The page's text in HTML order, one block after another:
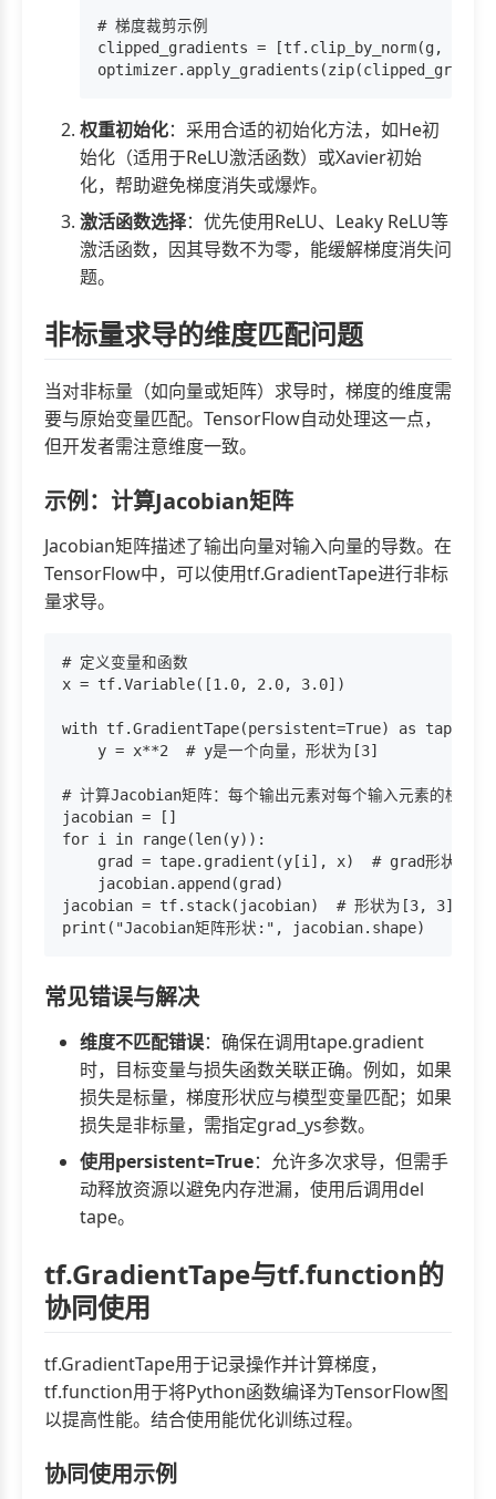
# 梯度裁剪示例
clipped_gradients = [tf.clip_by_norm(g,
权重初始化：采用合适的初始化方法，如He初
始化（适用于ReLU激活函数）或Xavier初始
化，帮助避免梯度消失或爆炸。
激活函数选择：优先使用ReLU、Leaky ReLU等
激活函数，因其导数不为零，能缓解梯度消失问
题。
非标量求导的维度匹配问题
当对非标量（如向量或矩阵）求导时，梯度的维度需
要与原始变量匹配。TensorFlow自动处理这一点，
但开发者需注意维度一致。
示例：计算Jacobian矩阵
Jacobian矩阵描述了输出向量对输入向量的导数。在
TensorFlow中，可以使用tf.GradientTape进行非标
量求导。
# 定义变量和函数
x = tf.Variable([1.0, 2.0, 3.0])
with tf.GradientTape(persistent=True) as tape:
    y = x**2  # y是一个向量，形状为[3]
# 计算Jacobian矩阵：每个输出元素对每个输入元素的梯度
jacobian = []
for i in range(len(y)):
grad = tape.gradient(y[i], x)  # grad形状与x
    jacobian.append(grad)
jacobian = tf.stack(jacobian)  # 形状为[3, 3]
常见错误与解决
维度不匹配错误：确保在调用tape.gradient
时，目标变量与损失函数关联正确。例如，如果
损失是标量，梯度形状应与模型变量匹配；如果
损失是非标量，需指定grad_ys参数。
使用persistent=True：允许多次求导，但需手
动释放资源以避免内存泄漏，使用后调用del
tape。
tf.GradientTape与tf.function的
协同使用
tf.GradientTape用于记录操作并计算梯度，
tf.function用于将Python函数编译为TensorFlow图
以提高性能。结合使用能优化训练过程。
协同使用示例